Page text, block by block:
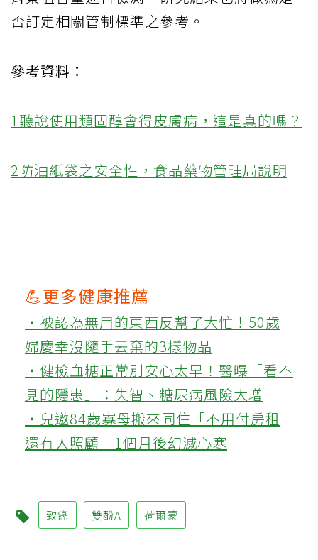
否訂定相關管制標準之參考。
參考資料：
1聽說使用類固醇會得皮膚病，這是真的嗎？
2防油紙袋之安全性，食品藥物管理局說明
💪更多健康推薦
‧被認為無用的東西反幫了大忙！50歲
婦慶幸沒隨手丟棄的3樣物品
‧健檢血糖正常別安心太早！醫曝「看不
見的隱患」：失智、糖尿病風險大增
‧兒邀84歲寡母搬來同住「不用付房租
還有人照顧」1個月後幻滅心寒
致癌 雙酚A 荷爾蒙